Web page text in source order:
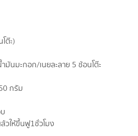
ต๊ะ)​
นมะกอก/เนยละลาย 5 ช้อนโต๊ะ​
กรัม
วให้ขึ้นฟู1ชั่วโมง